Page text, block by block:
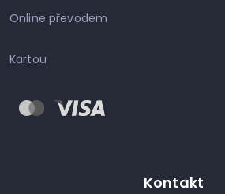
Online převodem
Kartou
Kontakt